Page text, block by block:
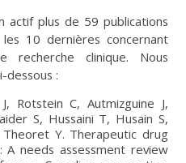
actif plus de 59 publications
10 dernières concernant
recherche clinique. Nous
dessous :
Rotstein C, Autmizguine J,
S, Hussaini T, Husain S,
Theoret Y. Therapeutic drug
needs assessment review